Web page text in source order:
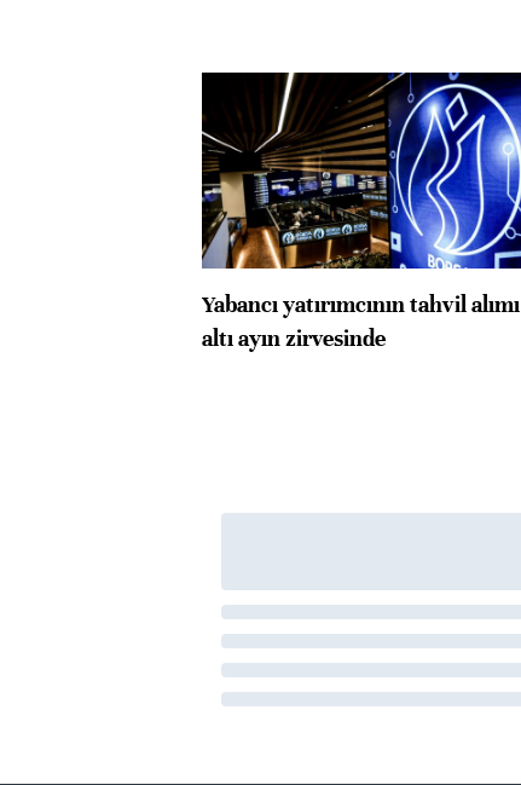
Yabancı yatırımcının tahvil alımı
altı ayın zirvesinde